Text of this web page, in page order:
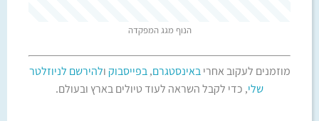
הנוף מגג המפקדה
מוזמנים לעקוב אחריבאינסטגרם,בפייסבוקולהירשם לניוזלטר
שלי, כדי לקבל השראה לעוד טיולים בארץ ובעולם.